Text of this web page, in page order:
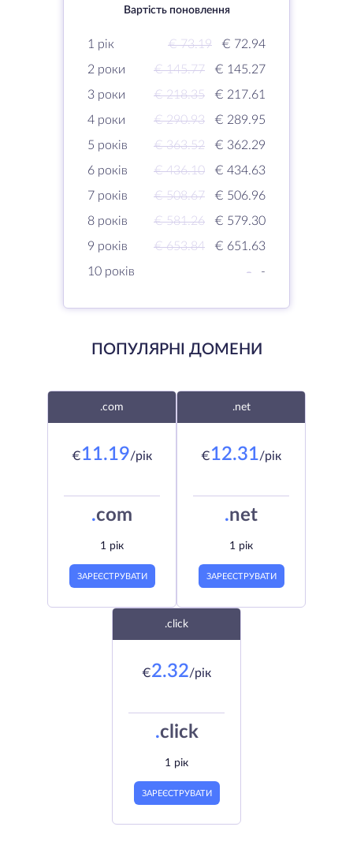
Вартість поновлення
1 рік € 73.19
€ 72.94
2 роки
€ 145.77
€ 145.27
3 роки
€ 218.35
€ 217.61
4 роки
€ 290.93
€ 289.95
5 років
€ 363.52
€ 362.29
6 років
€ 436.10
€ 434.63
7 років
€ 508.67
€ 506.96
8 років
€ 581.26
€ 579.30
9 років
€ 653.84
€ 651.63
10 років
- -
ПОПУЛЯРНІ ДОМЕНИ
.com
€11.19/рік
.com
1 рік
ЗАРЕЄСТРУВАТИ
.net
€12.31/рік
.net
1 рік
ЗАРЕЄСТРУВАТИ
.click
€2.32/рік
.click
1 рік
ЗАРЕЄСТРУВАТИ